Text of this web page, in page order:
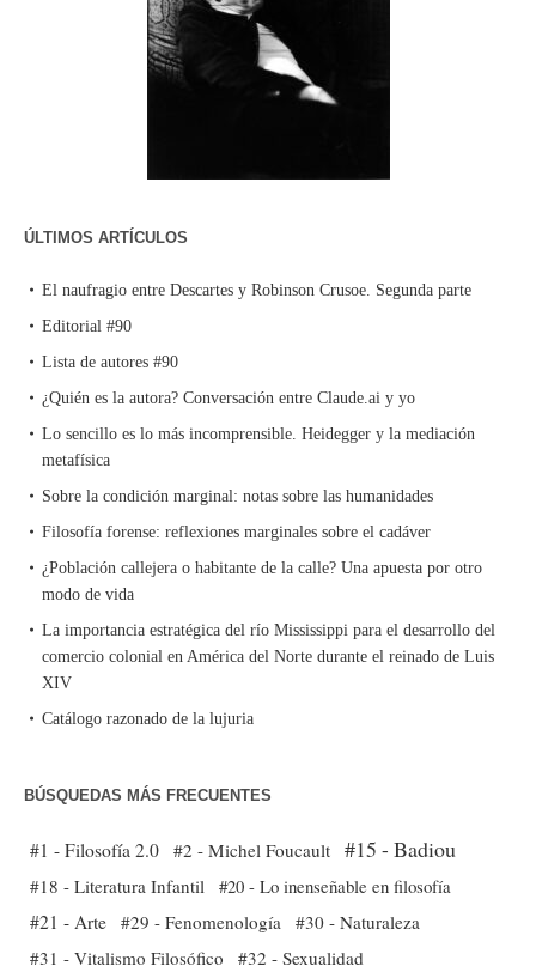
ÚLTIMOS ARTÍCULOS
El naufragio entre Descartes y Robinson Crusoe. Segunda parte
Editorial #90
Lista de autores #90
¿Quién es la autora? Conversación entre Claude.ai y yo
Lo sencillo es lo más incomprensible. Heidegger y la mediación
metafísica
Sobre la condición marginal: notas sobre las humanidades
Filosofía forense: reflexiones marginales sobre el cadáver
¿Población callejera o habitante de la calle? Una apuesta por otro
modo de vida
La importancia estratégica del río Mississippi para el desarrollo del
comercio colonial en América del Norte durante el reinado de Luis
XIV
Catálogo razonado de la lujuria
BÚSQUEDAS MÁS FRECUENTES
#1 - Filosofía 2.0 #2 - Michel Foucault #15 - Badiou
#18 - Literatura Infantil #20 - Lo inenseñable en filosofía
#21 - Arte #29 - Fenomenología #30 - Naturaleza
#31 - Vitalismo Filosófico
#32 - Sexualidad